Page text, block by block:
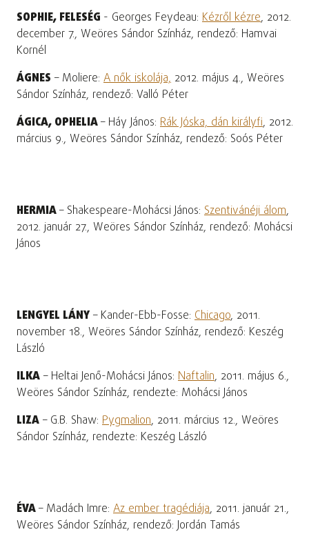
SOPHIE, FELESÉG - Georges Feydeau: Kézről kézre, 2012.
december 7., Weöres Sándor Színház, rendező: Hamvai
Kornél
ÁGNES – Moliere: A nők iskolája, 2012. május 4., Weöres
Sándor Színház, rendező: Valló Péter
ÁGICA, OPHELIA– Háy János: Rák Jóska, dán királyfi, 2012.
március 9., Weöres Sándor Színház, rendező: Soós Péter
HERMIA– Shakespeare-Mohácsi János: Szentivánéji álom,
2012. január 27., Weöres Sándor Színház, rendező: Mohácsi
János
LENGYEL LÁNY – Kander-Ebb-Fosse: Chicago, 2011.
november 18., Weöres Sándor Színház, rendező: Keszég
László
ILKA – Heltai Jenő-Mohácsi János: Naftalin, 2011. május 6.,
Weöres Sándor Színház, rendezte: Mohácsi János
LIZA – G.B. Shaw: Pygmalion, 2011. március 12., Weöres
Sándor Színház, rendezte: Keszég László
ÉVA– Madách Imre: Az ember tragédiája, 2011. január 21.,
Weöres Sándor Színház, rendező: Jordán Tamás